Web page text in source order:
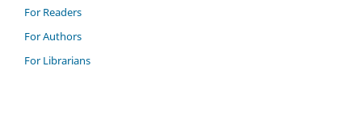
For Readers
For Authors
For Librarians